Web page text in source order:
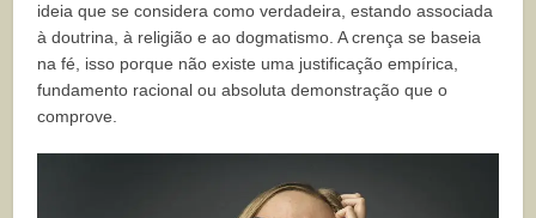
ideia que se considera como verdadeira, estando associada
à doutrina, à religião e ao dogmatismo. A crença se baseia
na fé, isso porque não existe uma justificação empírica,
fundamento racional ou absoluta demonstração que o
comprove.